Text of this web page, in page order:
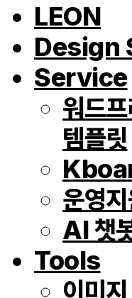
LEON
Design
Service
워드
템플릿
운영
AI 챗
Tools
이미